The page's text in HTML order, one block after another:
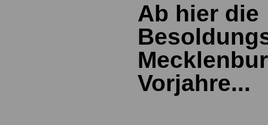
Ab hier die
Vorjahre...